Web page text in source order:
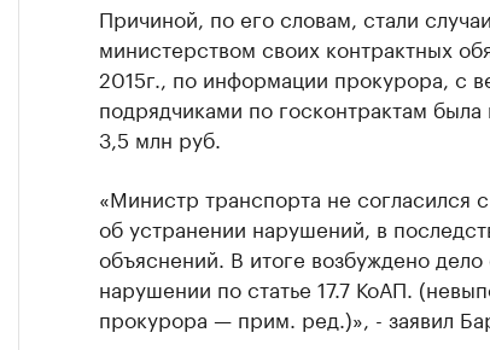
Причиной, по его словам, стали
министерством своих контрактных
2015г., по информации прокурора, с
подрядчиками по госконтрактам
3,5 млн руб.
«Министр транспорта не согласился
об устранении нарушений, в
объяснений. В итоге возбуждено
нарушении по статье 17.7 КоАП.
прокурора — прим. ред.)», - заявил